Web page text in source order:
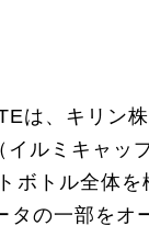
は、キリン
イルミキャッ
ボトル全体
タの一部をオ